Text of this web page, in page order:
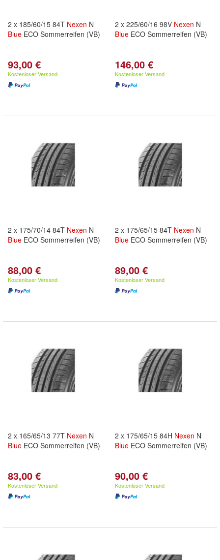
2 x 185/60/15 84T Nexen N
Blue ECO Sommerreifen (VB)
93,00 €
Kostenloser Versand
2 x 225/60/16 98V Nexen N
Blue ECO Sommerreifen (VB)
146,00 €
Kostenloser Versand
2 x 175/70/14 84T Nexen N
Blue ECO Sommerreifen (VB)
88,00 €
Kostenloser Versand
2 x 175/65/15 84T Nexen N
Blue ECO Sommerreifen (VB)
89,00 €
Kostenloser Versand
2 x 165/65/13 77T Nexen N
Blue ECO Sommerreifen (VB)
83,00 €
Kostenloser Versand
2 x 175/65/15 84H Nexen N
Blue ECO Sommerreifen (VB)
90,00 €
Kostenloser Versand